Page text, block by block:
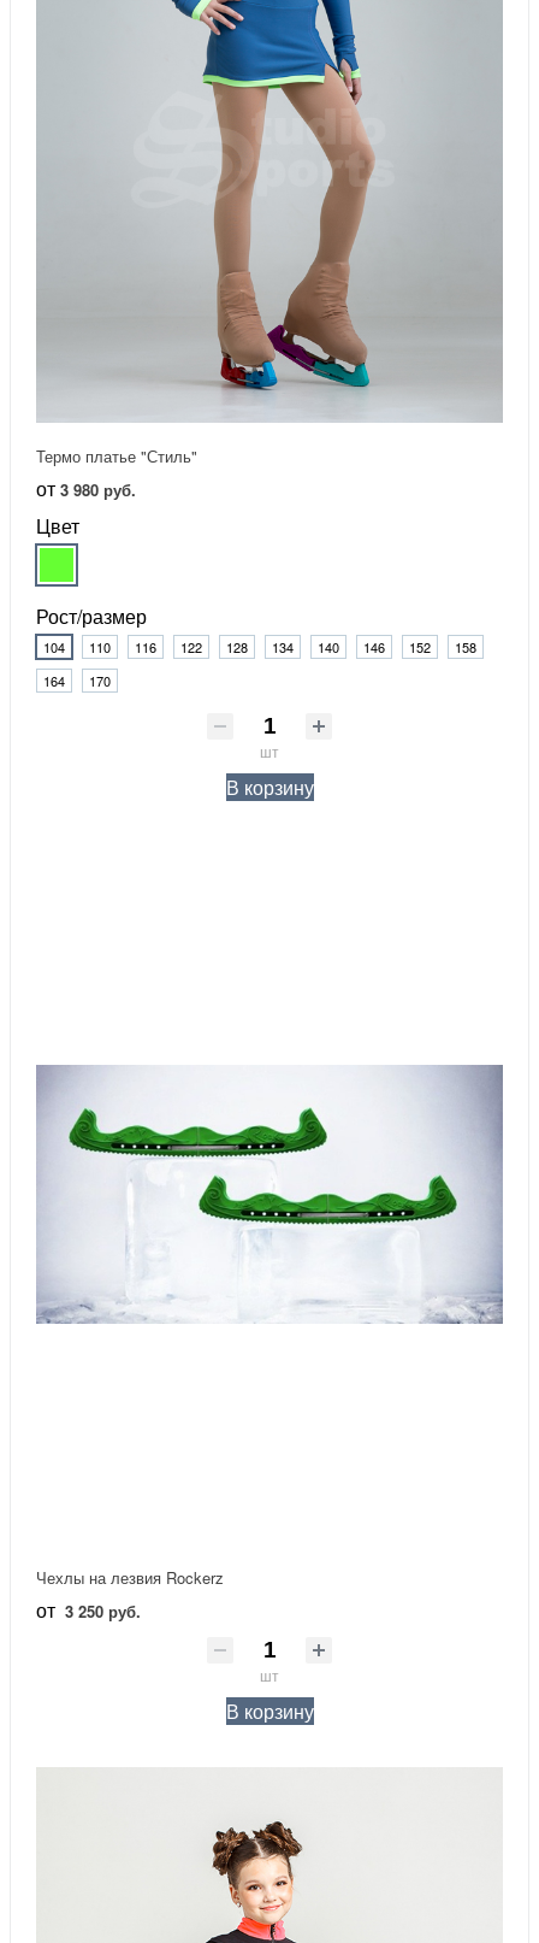
Термо платье "Стиль"
от 3 980 руб.
Цвет
Рост/размер
104 110 116 122 128 134 140 146 152
158
164
170
шт
В корзину
Чехлы на лезвия Rockerz
от 3 250 руб.
шт
В корзину